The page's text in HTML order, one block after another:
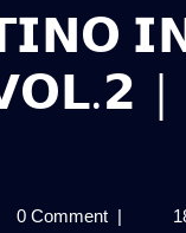
0 Comment |